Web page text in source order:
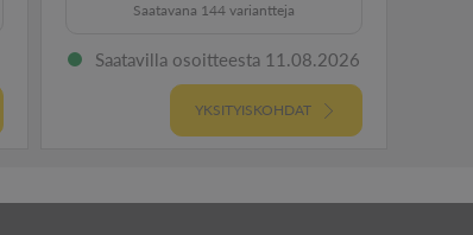
Saatavana 144 variantteja
Saatavilla osoitteesta 11.08.2026
YKSITYISKOHDAT